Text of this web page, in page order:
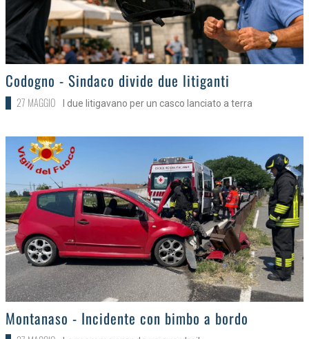
>
Codogno - Sindaco divide due litiganti
27 MAGGIO I due litigavano per un casco lanciato a terra
>Montanaso - Incidente con bimbo a bordo